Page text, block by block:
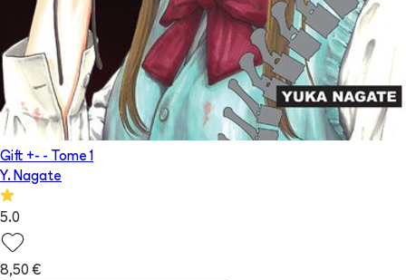
Gift +- - Tome 1
Y. Nagate
5.0
8,50 €